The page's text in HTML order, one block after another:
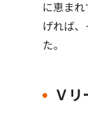
に恵ま
げれば
た。
Ｖリ